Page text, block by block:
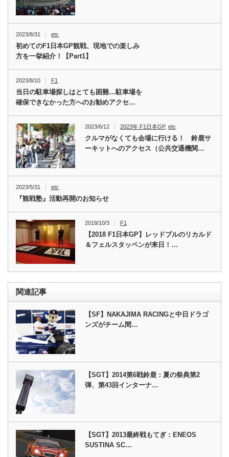
2023/8/31 etc
初めてのF1日本GP観戦、現地での楽しみ
方を一挙紹介！【Part1】
2023/8/10 F1
当日の駐車場探しはとても困難…駐車場を
確保できなかった方へのお勧めアクセ…
2023/6/12 2023年 F1日本GP,etc
クルマがなくても会場に行ける！ 鈴鹿サ
ーキットへのアクセス（公共交通機関…
2023/5/31 etc
『観戦塾』活動再開のお知らせ
2018/10/3 F1
【2018 F1日本GP】レッドブルのリカルド
＆フェルスタッペンが来日！…
関連記事
【SF】NAKAJIMA RACINGと中日ドラゴ
ンズがチーム間…
【SGT】2014第6戦鈴鹿：夏の祭典第2
弾、第43回インターナ…
【SGT】2013最終戦もてぎ：ENEOS
SUSTINA SC…